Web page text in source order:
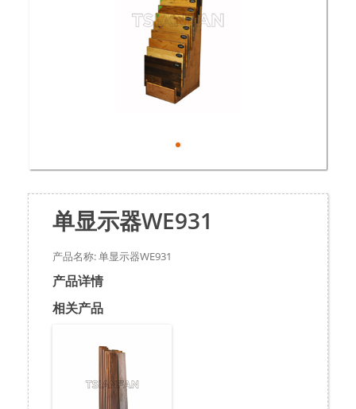
单显示器WE931
产品名称: 单显示器WE931
产品详情
相关产品